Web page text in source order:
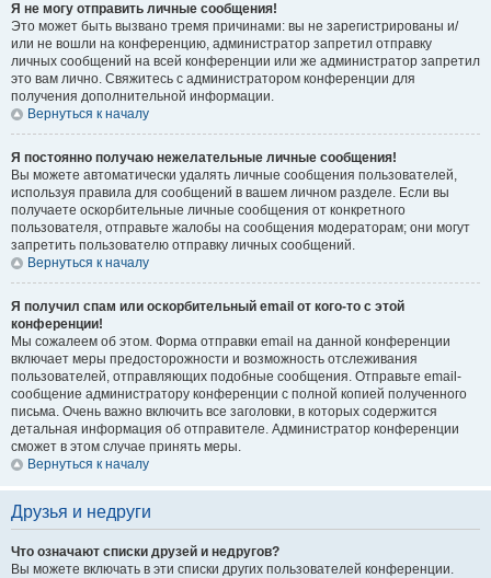
Я не могу отправить личные сообщения!
Это может быть вызвано тремя причинами: вы не зарегистрированы и/
или не вошли на конференцию, администратор запретил отправку
личных сообщений на всей конференции или же администратор запретил
это вам лично. Свяжитесь с администратором конференции для
получения дополнительной информации.
Вернуться к началу
Я постоянно получаю нежелательные личные сообщения!
Вы можете автоматически удалять личные сообщения пользователей,
используя правила для сообщений в вашем личном разделе. Если вы
получаете оскорбительные личные сообщения от конкретного
пользователя, отправьте жалобы на сообщения модераторам; они могут
запретить пользователю отправку личных сообщений.
Вернуться к началу
Я получил спам или оскорбительный email от кого-то с этой
конференции!
Мы сожалеем об этом. Форма отправки email на данной конференции
включает меры предосторожности и возможность отслеживания
пользователей, отправляющих подобные сообщения. Отправьте email-
сообщение администратору конференции с полной копией полученного
письма. Очень важно включить все заголовки, в которых содержится
детальная информация об отправителе. Администратор конференции
сможет в этом случае принять меры.
Вернуться к началу
Друзья и недруги
Что означают списки друзей и недругов?
Вы можете включать в эти списки других пользователей конференции.